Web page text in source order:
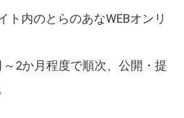
ト内のとらのあなWEBオンリ
2か月程度で順次、公開・提